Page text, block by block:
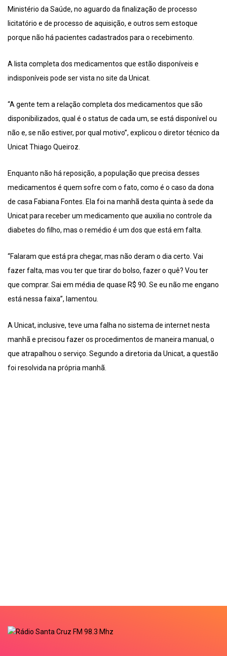
Ministério da Saúde, no aguardo da finalização de processo
licitatório e de processo de aquisição, e outros sem estoque
porque não há pacientes cadastrados para o recebimento.
A lista completa dos medicamentos que estão disponíveis e
indisponíveis pode ser vista no site da Unicat.
“A gente tem a relação completa dos medicamentos que são
disponibilizados, qual é o status de cada um, se está disponível ou
não e, se não estiver, por qual motivo”, explicou o diretor técnico da
Unicat Thiago Queiroz.
Enquanto não há reposição, a população que precisa desses
medicamentos é quem sofre com o fato, como é o caso da dona
de casa Fabiana Fontes. Ela foi na manhã desta quinta à sede da
Unicat para receber um medicamento que auxilia no controle da
diabetes do filho, mas o remédio é um dos que está em falta.
“Falaram que está pra chegar, mas não deram o dia certo. Vai
fazer falta, mas vou ter que tirar do bolso, fazer o quê? Vou ter
que comprar. Sai em média de quase R$ 90. Se eu não me engano
está nessa faixa”, lamentou.
A Unicat, inclusive, teve uma falha no sistema de internet nesta
manhã e precisou fazer os procedimentos de maneira manual, o
que atrapalhou o serviço. Segundo a diretoria da Unicat, a questão
foi resolvida na própria manhã.